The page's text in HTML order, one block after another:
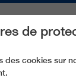
PIÈCES DE
de
des cookies sur